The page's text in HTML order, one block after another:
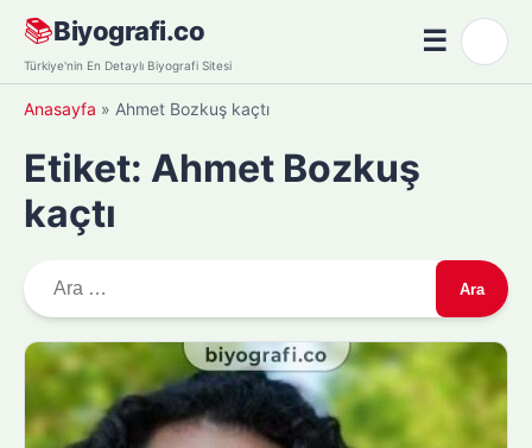
Skip
content
📚Biyografi.co
Türkiye'nin En Detaylı Biyografi Sitesi
☰Menü
Anasayfa » Ahmet Bozkuş kaçtı
Etiket: Ahmet Bozkuş
kaçtı
r
: